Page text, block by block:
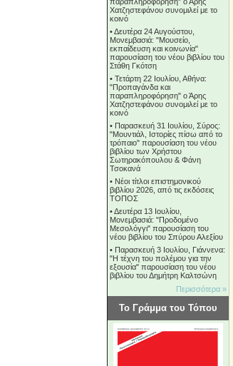
Χατζηστεφάνου συνομιλεί με το
κοινό
•Δευτέρα 24 Αυγούστου,
Μονεμβασιά: "Μουσείο,
εκπαίδευση και κοινωνία"
παρουσίαση του νέου βιβλίου του
Στάθη Γκότση
• Τετάρτη 22 Ιουλίου, Αθήνα:
"Προπαγάνδα και
παραπληροφόρηση" ο Άρης
Χατζηστεφάνου συνομιλεί με το
κοινό
• Παρασκευή 31 Ιουλίου, Σύρος:
"Μουντιάλ, Ιστορίες πίσω από το
τρόπαιο" παρουσίαση του νέου
βιβλίου των Χρήστου
Σωτηρακόπουλου & Φάνη
Τσοκανά
• Νέοι τίτλοι επιστημονικού
βιβλίου 2026, από τις εκδόσεις
ΤΟΠΟΣ
•Δευτέρα 13 Ιουλίου,
Μονεμβασιά: "Προδομένο
Μεσολόγγι" παρουσίαση του
νέου βιβλίου του Σπύρου Αλεξίου
• Παρασκευή 3 Ιουλίου, Γιάννενα:
"Η τέχνη του πολέμου για την
εξουσία" παρουσίαση του νέου
βιβλίου του Δημήτρη Καλτσώνη
Περισσότερα »
Το Γράμμα του Τόπου